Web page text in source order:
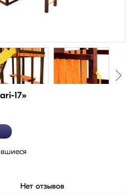
17»
Нет отзывов